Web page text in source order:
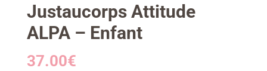
Justaucorps Attitude
ALPA – Enfant
37.00€